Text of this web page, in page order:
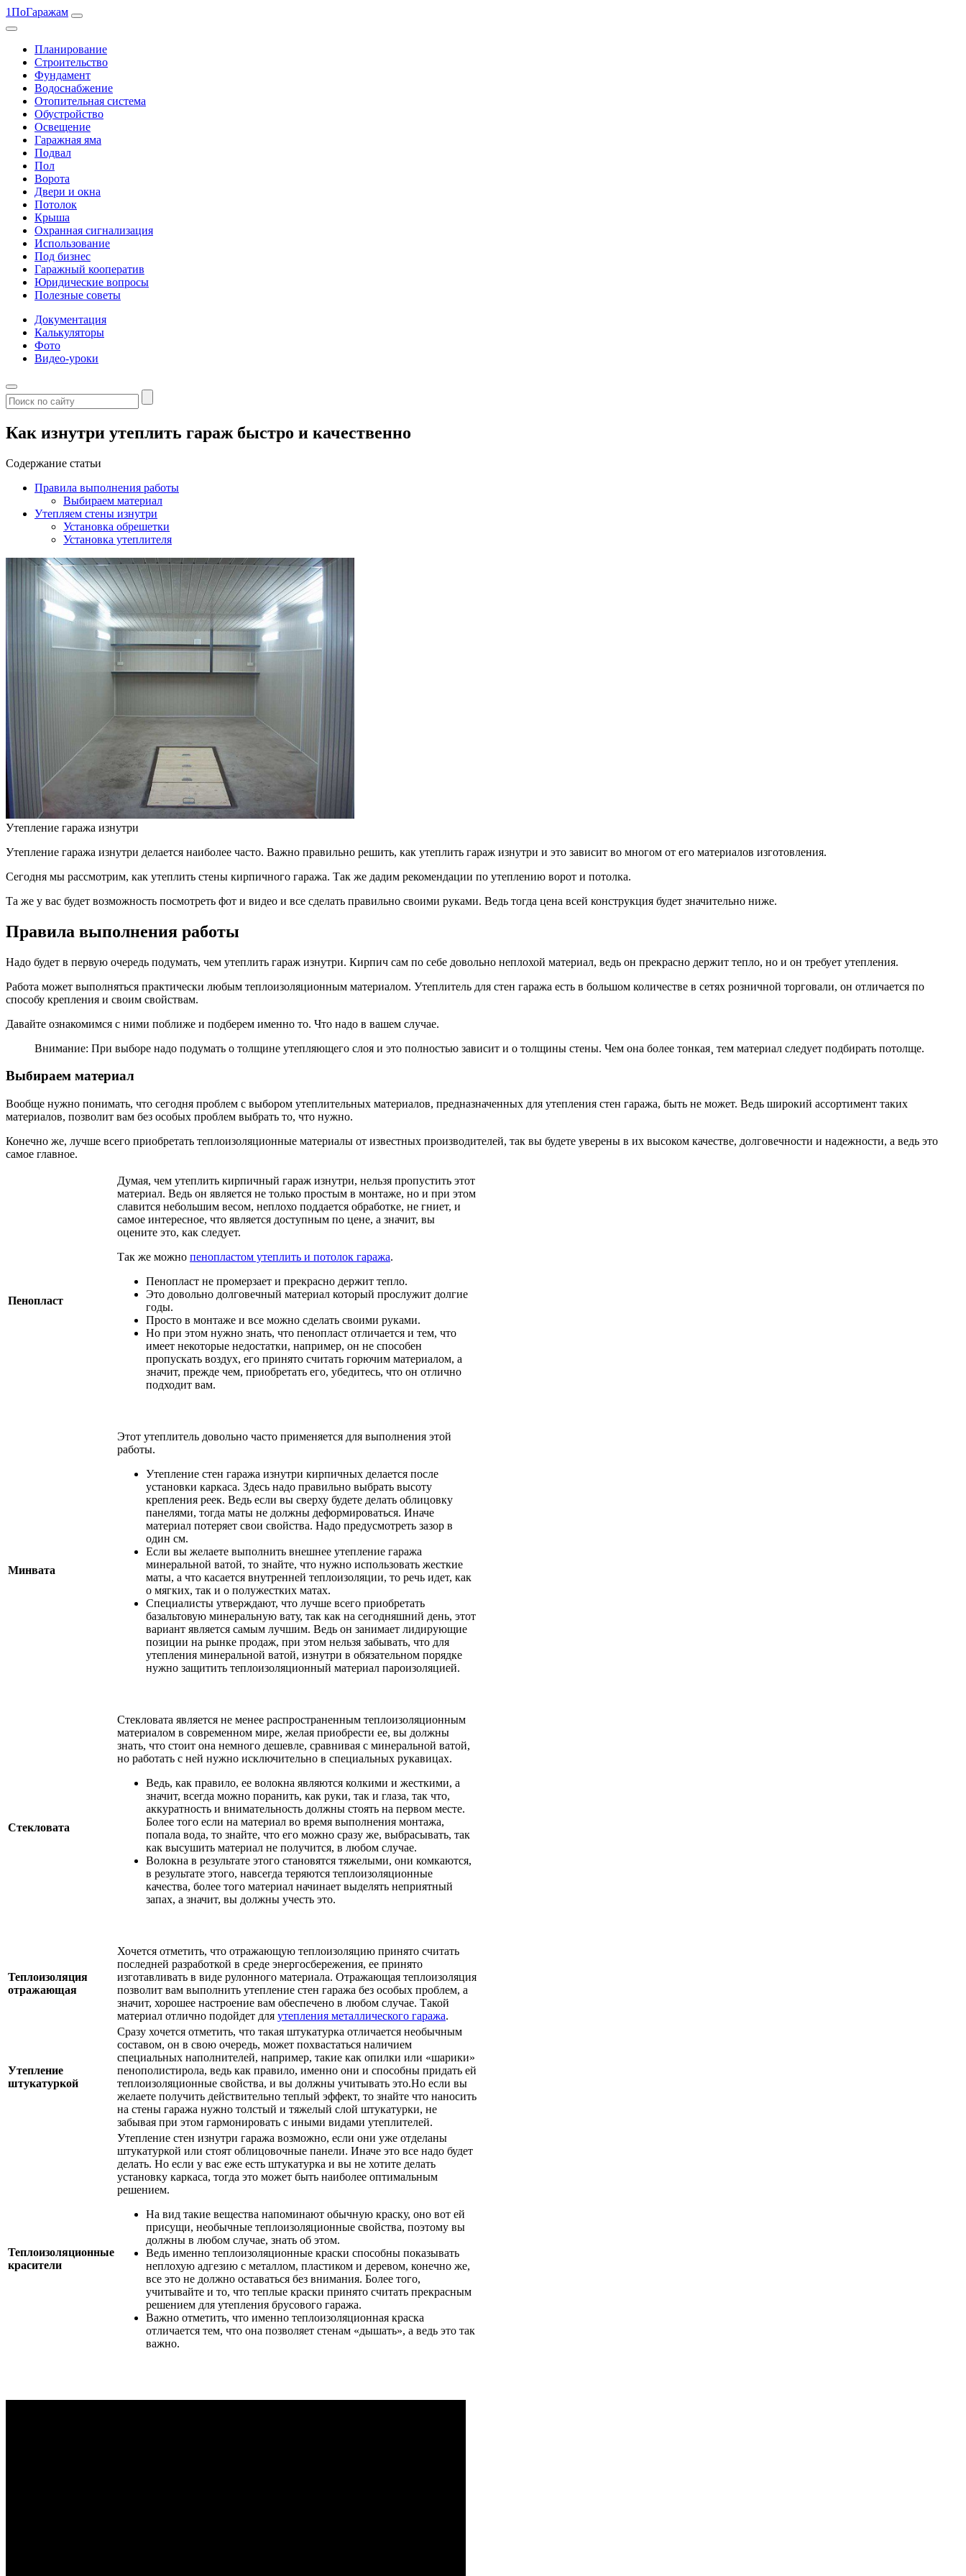
1ПоГаражам
Планирование
Строительство
Фундамент
Водоснабжение
Отопительная система
Обустройство
Освещение
Гаражная яма
Подвал
Пол
Ворота
Двери и окна
Потолок
Крыша
Охранная сигнализация
Использование
Под бизнес
Гаражный кооператив
Юридические вопросы
Полезные советы
Документация
Калькуляторы
Фото
Видео-уроки
Как изнутри утеплить гараж быстро и качественно
Содержание статьи
Правила выполнения работы
Выбираем материал
Утепляем стены изнутри
Установка обрешетки
Установка утеплителя
Утепление гаража изнутри
Утепление гаража изнутри делается наиболее часто. Важно правильно решить, как утеплить гараж изнутри и это зависит во многом от его материалов изготовления.
Сегодня мы рассмотрим, как утеплить стены кирпичного гаража. Так же дадим рекомендации по утеплению ворот и потолка.
Та же у вас будет возможность посмотреть фот и видео и все сделать правильно своими руками. Ведь тогда цена всей конструкция будет значительно ниже.
Правила выполнения работы
Надо будет в первую очередь подумать, чем утеплить гараж изнутри. Кирпич сам по себе довольно неплохой материал, ведь он прекрасно держит тепло, но и он требует утепления.
Работа может выполняться практически любым теплоизоляционным материалом. Утеплитель для стен гаража есть в большом количестве в сетях розничной торговали, он отличается по
способу крепления и своим свойствам.
Давайте ознакомимся с ними поближе и подберем именно то. Что надо в вашем случае.
Внимание: При выборе надо подумать о толщине утепляющего слоя и это полностью зависит и о толщины стены. Чем она более тонкая¸ тем материал следует подбирать потолще.
Выбираем материал
Вообще нужно понимать, что сегодня проблем с выбором утеплительных материалов, предназначенных для утепления стен гаража, быть не может. Ведь широкий ассортимент таких
материалов, позволит вам без особых проблем выбрать то, что нужно.
Конечно же, лучше всего приобретать теплоизоляционные материалы от известных производителей, так вы будете уверены в их высоком качестве, долговечности и надежности, а ведь это
самое главное.
Пенопласт
Думая, чем утеплить кирпичный гараж изнутри, нельзя пропустить этот
материал. Ведь он является не только простым в монтаже, но и при этом
славится небольшим весом, неплохо поддается обработке, не гниет, и
самое интересное, что является доступным по цене, а значит, вы
оцените это, как следует.
Так же можно пенопластом утеплить и потолок гаража.
Пенопласт не промерзает и прекрасно держит тепло.
Это довольно долговечный материал который прослужит долгие
годы.
Просто в монтаже и все можно сделать своими руками.
Но при этом нужно знать, что пенопласт отличается и тем, что
имеет некоторые недостатки, например, он не способен
пропускать воздух, его принято считать горючим материалом, а
значит, прежде чем, приобретать его, убедитесь, что он отлично
подходит вам.
Минвата
Этот утеплитель довольно часто применяется для выполнения этой
работы.
Утепление стен гаража изнутри кирпичных делается после
установки каркаса. Здесь надо правильно выбрать высоту
крепления реек. Ведь если вы сверху будете делать облицовку
панелями, тогда маты не должны деформироваться. Иначе
материал потеряет свои свойства. Надо предусмотреть зазор в
один см.
Если вы желаете выполнить внешнее утепление гаража
минеральной ватой, то знайте, что нужно использовать жесткие
маты, а что касается внутренней теплоизоляции, то речь идет, как
о мягких, так и о полужестких матах.
Специалисты утверждают, что лучше всего приобретать
базальтовую минеральную вату, так как на сегодняшний день, этот
вариант является самым лучшим. Ведь он занимает лидирующие
позиции на рынке продаж, при этом нельзя забывать, что для
утепления минеральной ватой, изнутри в обязательном порядке
нужно защитить теплоизоляционный материал пароизоляцией.
Стекловата
Стекловата является не менее распространенным теплоизоляционным
материалом в современном мире, желая приобрести ее, вы должны
знать, что стоит она немного дешевле, сравнивая с минеральной ватой,
но работать с ней нужно исключительно в специальных рукавицах.
Ведь, как правило, ее волокна являются колкими и жесткими, а
значит, всегда можно поранить, как руки, так и глаза, так что,
аккуратность и внимательность должны стоять на первом месте.
Более того если на материал во время выполнения монтажа,
попала вода, то знайте, что его можно сразу же, выбрасывать, так
как высушить материал не получится, в любом случае.
Волокна в результате этого становятся тяжелыми, они комкаются,
в результате этого, навсегда теряются теплоизоляционные
качества, более того материал начинает выделять неприятный
запах, а значит, вы должны учесть это.
Теплоизоляция
отражающая
Хочется отметить, что отражающую теплоизоляцию принято считать
последней разработкой в среде энергосбережения, ее принято
изготавливать в виде рулонного материала. Отражающая теплоизоляция
позволит вам выполнить утепление стен гаража без особых проблем, а
значит, хорошее настроение вам обеспечено в любом случае. Такой
материал отлично подойдет для утепления металлического гаража.
Утепление
штукатуркой
Сразу хочется отметить, что такая штукатурка отличается необычным
составом, он в свою очередь, может похвастаться наличием
специальных наполнителей, например, такие как опилки или «шарики»
пенополистирола, ведь как правило, именно они и способны придать ей
теплоизоляционные свойства, и вы должны учитывать это.Но если вы
желаете получить действительно теплый эффект, то знайте что наносить
на стены гаража нужно толстый и тяжелый слой штукатурки, не
забывая при этом гармонировать с иными видами утеплителей.
Теплоизоляционные
красители
Утепление стен изнутри гаража возможно, если они уже отделаны
штукатуркой или стоят облицовочные панели. Иначе это все надо будет
делать. Но если у вас еже есть штукатурка и вы не хотите делать
установку каркаса, тогда это может быть наиболее оптимальным
решением.
На вид такие вещества напоминают обычную краску, оно вот ей
присущи, необычные теплоизоляционные свойства, поэтому вы
должны в любом случае, знать об этом.
Ведь именно теплоизоляционные краски способны показывать
неплохую адгезию с металлом, пластиком и деревом, конечно же,
все это не должно оставаться без внимания. Более того,
учитывайте и то, что теплые краски принято считать прекрасным
решением для утепления брусового гаража.
Важно отметить, что именно теплоизоляционная краска
отличается тем, что она позволяет стенам «дышать», а ведь это так
важно.